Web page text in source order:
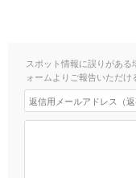
スポット情報に誤りがあ
ォームよりご報告いただけ